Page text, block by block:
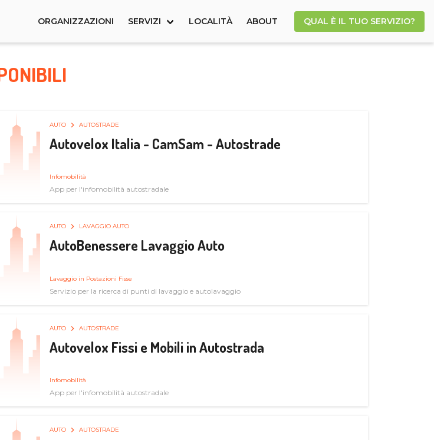
ORGANIZZAZIONI SERVIZI LOCALITÀ ABOUT QUAL È IL TUO SERVIZIO?
AUTO AUTOSTRADE
Autovelox Italia - CamSam - Autostrade
Infomobilità
App per l'infomobilità autostradale
AUTO LAVAGGIO AUTO
AutoBenessere Lavaggio Auto
Lavaggio in Postazioni Fisse
Servizio per la ricerca di punti di lavaggio e autolavaggio
AUTO AUTOSTRADE
Autovelox Fissi e Mobili in Autostrada
Infomobilità
App per l'infomobilità autostradale
AUTO AUTOSTRADE